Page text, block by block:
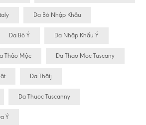
Da Bò Nhập Khẩu
Da Bò Ý Da Nhập Khẩu Ý
Thảo Mộc Da Thao Moc Tuscany
Da Thâtj
Da Thuoc Tuscanny
Ý